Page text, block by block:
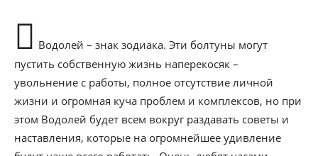
Водолей – знак зодиака. Эти болтуны могут
пустить собственную жизнь наперекосяк –
увольнение с работы, полное отсутствие личной
жизни и огромная куча проблем и комплексов, но при
этом Водолей будет всем вокруг раздавать советы и
наставления, которые на огромнейшее удивление